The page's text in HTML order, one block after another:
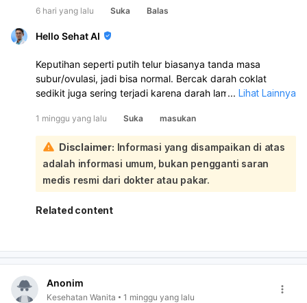
sebaiknya periksa ke dokter kandungan agar dapat
gangguan tiroid, atau penyebab lainnya.
6 hari yang lalu Suka Balas
Hello Sehat AI
Keputihan seperti putih telur biasanya tanda masa
subur/ovulasi, jadi bisa normal. Bercak darah coklat
sedikit juga sering terjadi karena darah lama yang keluar
Kalau haid Anda selesai tanggal 25, lalu sekarang keluar
keputihan putih telur dengan sedikit bercak coklat, itu
bisa saja masih dalam perubahan hormon setelah haid
atau mendekati masa subur. Selama tidak berbau tidak
sedap, tidak gatal, tidak nyeri perut bawah, dan tidak
keluar banyak darah, biasanya tidak berbahaya. Namun,
kalau bercaknya makin banyak, berulang terus, disertai
kandungan atau dokter umum.
... Lihat Lainnya
1 minggu yang lalu Suka masukan
Disclaimer: Informasi yang disampaikan di atas
adalah informasi umum, bukan pengganti saran
medis resmi dari dokter atau pakar.
Related content
Anonim
Kesehatan Wanita 1 minggu yang lalu